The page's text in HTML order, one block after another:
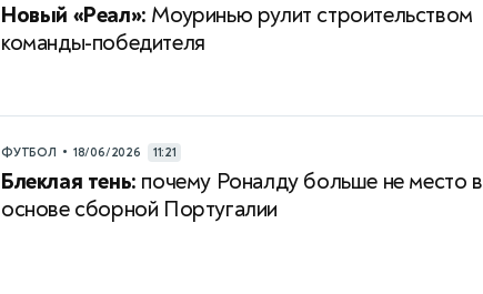
Новый «Реал»: Моуринью рулит строительством
команды-победителя
ФУТБОЛ • 18/06/2026 11:21
Блеклая тень: почему Роналду больше не место в
основе сборной Португалии